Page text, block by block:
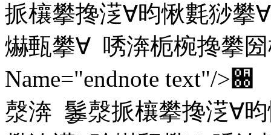
挀欀攀搀㴀∀昀愀氀猀攀
爀甀攀∀ 唀渀栀椀搀攀
Name="endnote text"/
漀渀 䰀漀挀欀攀搀㴀∀